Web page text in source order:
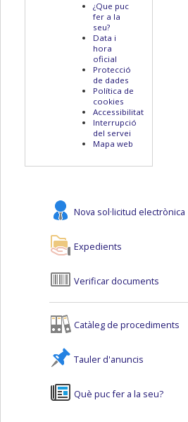
¿Que puc
fer a la
seu?
Data i
hora
oficial
Protecció
de dades
Política de
cookies
Accessibilitat
Interrupció
del servei
Mapa web
Nova sol·licitud electrònica
Expedients
Verificar documents
Catàleg de procediments
Tauler d'anuncis
Què puc fer a la seu?